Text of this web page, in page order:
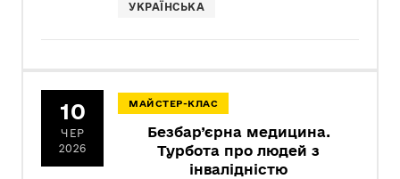
УКРАЇНСЬКА
10
ЧЕР
2026
МАЙСТЕР-КЛАС
Безбар’єрна медицина.
Турбота про людей з
інвалідністю